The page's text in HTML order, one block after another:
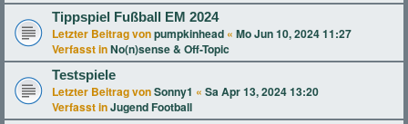
Tippspiel Fußball EM 2024
Letzter Beitrag vonpumpkinhead « Mo Jun 10, 2024 11:27
Verfasst inNo(n)sense & Off-Topic
Testspiele
Letzter Beitrag vonSonny1 « Sa Apr 13, 2024 13:20
Verfasst inJugend Football